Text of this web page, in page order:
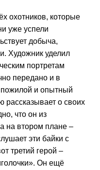
охотников, которые
уже успели
добыча,
Художник уделил
портретам
передано и в
и опытный
рассказывает о своих
что он из
на втором плане –
эти байки с
третий герой –
Он ещё